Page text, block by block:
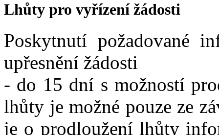
Lhůty pro vyřízení žádosti
Poskytnutí požadované
upřesnění žádosti
- do 15 dní s možností
lhůty je možné pouze ze
je o prodloužení lhůty